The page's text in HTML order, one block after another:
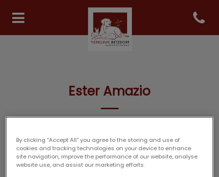
Homepage Tierklinik
Open
Ester Amazio
REZEPTION
By clicking “Accept All” you agree to the storing and use of
cookies and tracking technologies on your device to enhance
site navigation, improve the performance of our website, analyse
website use, and assist our marketing efforts.